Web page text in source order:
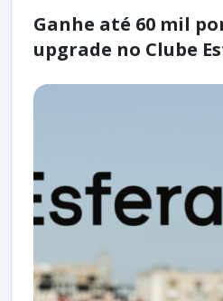
Ganhe até 60 mil
upgrade no Clube